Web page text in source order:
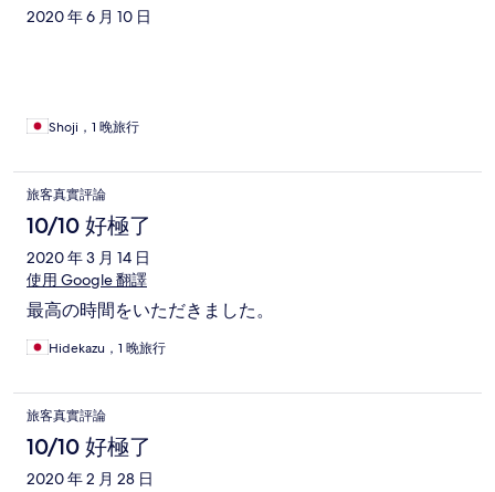
2020 年 6 月 10 日
Shoji，1 晚旅行
旅客真實評論
10/10 好極了
2020 年 3 月 14 日
使用 Google 翻譯
最高の時間をいただきました。
Hidekazu，1 晚旅行
旅客真實評論
10/10 好極了
2020 年 2 月 28 日